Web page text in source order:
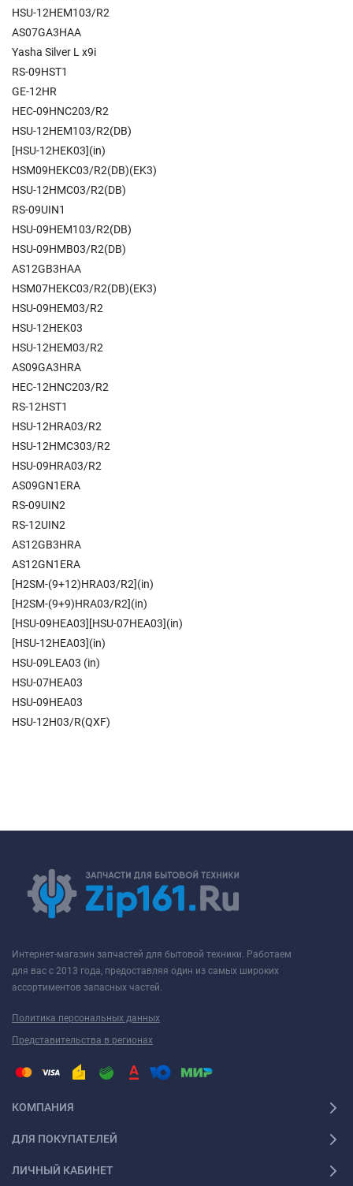
HSU-12HEM103/R2
AS07GA3HAA
Yasha Silver L x9i
RS-09HST1
GE-12HR
HEC-09HNC203/R2
HSU-12HEM103/R2(DB)
[HSU-12HEK03](in)
HSM09HEKC03/R2(DB)(EK3)
HSU-12HMC03/R2(DB)
RS-09UIN1
HSU-09HEM103/R2(DB)
HSU-09HMB03/R2(DB)
AS12GB3HAA
HSM07HEKC03/R2(DB)(EK3)
HSU-09HEM03/R2
HSU-12HEK03
HSU-12HEM03/R2
AS09GA3HRA
HEC-12HNC203/R2
RS-12HST1
HSU-12HRA03/R2
HSU-12HMC303/R2
HSU-09HRA03/R2
AS09GN1ERA
RS-09UIN2
RS-12UIN2
AS12GB3HRA
AS12GN1ERA
[H2SM-(9+12)HRA03/R2](in)
[H2SM-(9+9)HRA03/R2](in)
[HSU-09HEA03][HSU-07HEA03](in)
[HSU-12HEA03](in)
HSU-09LEA03 (in)
HSU-07HEA03
HSU-09HEA03
HSU-12H03/R(QXF)
Интернет-магазин запчастей для бытовой техники. Работаем
для вас с 2013 года, предоставляя один из самых широких
ассортиментов запасных частей.
Политика персональных данных
Представительства в регионах
КОМПАНИЯ
ДЛЯ ПОКУПАТЕЛЕЙ
ЛИЧНЫЙ КАБИНЕТ